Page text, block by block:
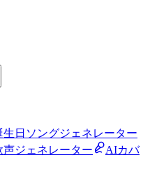
生日ソングジェネレーター
声ジェネレーター
AIカバ